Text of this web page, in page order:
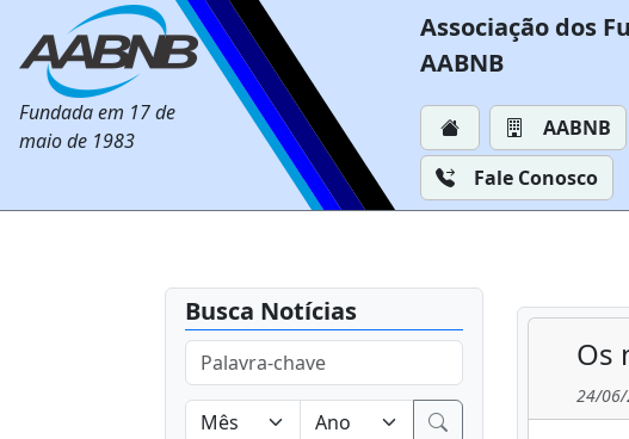
Fundada em 17 de
maio de 1983
Associação dos
AABNB
AABNB
Fale Conosco
Busca Notícias
Os
24/